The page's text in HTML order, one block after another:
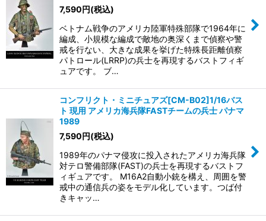
7,590円(税込)
ベトナム戦争のアメリカ陸軍特殊部隊で1964年に
編成、小規模な編成で敵地の奥深くまで偵察や警
戒を行ない、大きな成果を挙げた特殊長距離偵察
パトロール(LRRP)の兵士を再現するバストフィギ
ュアです。 ブ…
コンフリクト・ミニチュアズ[CM-B02]1/16バス
ト 現用 アメリカ海兵隊FASTチームの兵士 パナマ
1989
7,590円(税込)
1989年のパナマ侵攻に投入されたアメリカ海兵隊
対テロ警備部隊(FAST)の兵士を再現するバストフ
ィギュアです。 M16A2自動小銃を構え、周囲を警
戒中の通信兵の姿をモデル化しています。つば付
きキャッ…